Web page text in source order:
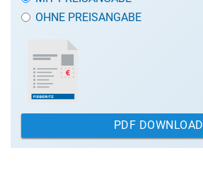
OHNE PREISANGABE
PDF DOWNLOAD